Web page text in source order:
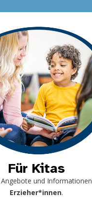
Für Kitas
Angebote und Informationen
Erzieher*innen.